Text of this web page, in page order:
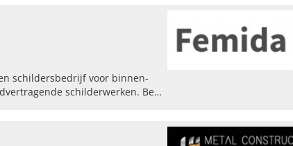
schildersbedrijf voor binnen-
schilderwerken. Bel